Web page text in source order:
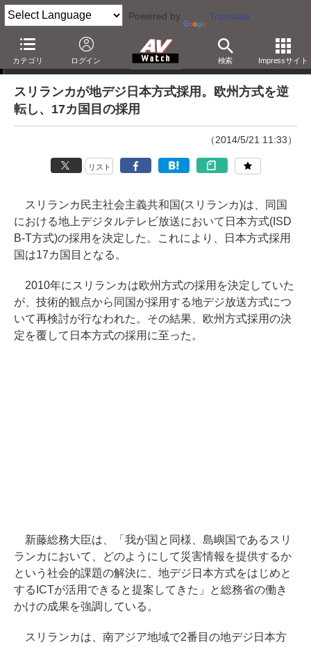
Powered by Translate
カテゴリ ログイン 検索 Impressサイト
ニュース
スリランカが地デジ日本方式採用。欧州方式を逆
転し、17カ国目の採用
（2014/5/21 11:33）
リスト
スリランカ民主社会主義共和国(スリランカ)は、同国
における地上デジタルテレビ放送において日本方式(ISD
B-T方式)の採用を決定した。これにより、日本方式採用
国は17カ国目となる。
2010年にスリランカは欧州方式の採用を決定していた
が、技術的観点から同国が採用する地デジ放送方式につ
いて再検討が行なわれた。その結果、欧州方式採用の決
定を覆して日本方式の採用に至った。
新藤総務大臣は、「我が国と同様、島嶼国であるスリ
ランカにおいて、どのようにして災害情報を提供するか
という社会的課題の解決に、地デジ日本方式をはじめと
するICTが活用できると提案してきた」と総務省の働き
かけの成果を強調している。
スリランカは、南アジア地域で2番目の地デジ日本方